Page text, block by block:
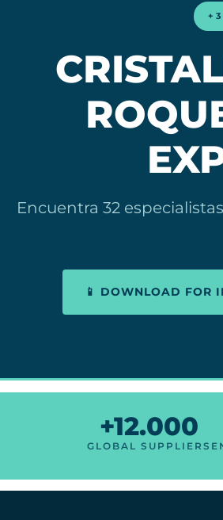
Encuentra 32
📱 DOWNLOAD FOR
+12.000
GLOBAL SUPPLIERS